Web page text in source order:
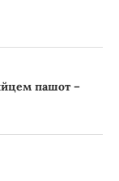
пашот –